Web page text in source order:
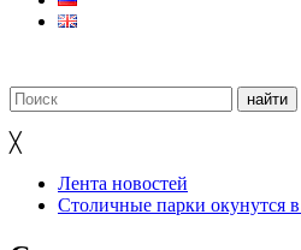
╳
Лента новостей
Столичные парки окунутся